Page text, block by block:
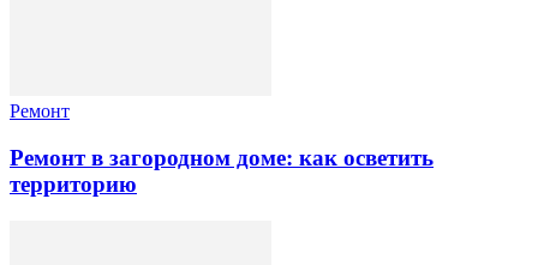
Ремонт
Ремонт в загородном доме: как осветить
территорию